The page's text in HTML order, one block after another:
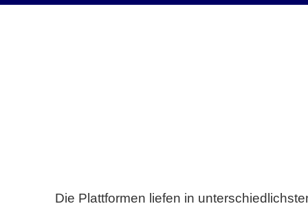
Die Plattformen liefen in